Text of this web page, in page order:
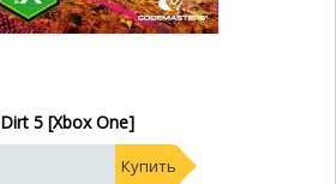
Dirt 5 [Xbox One]
Купить